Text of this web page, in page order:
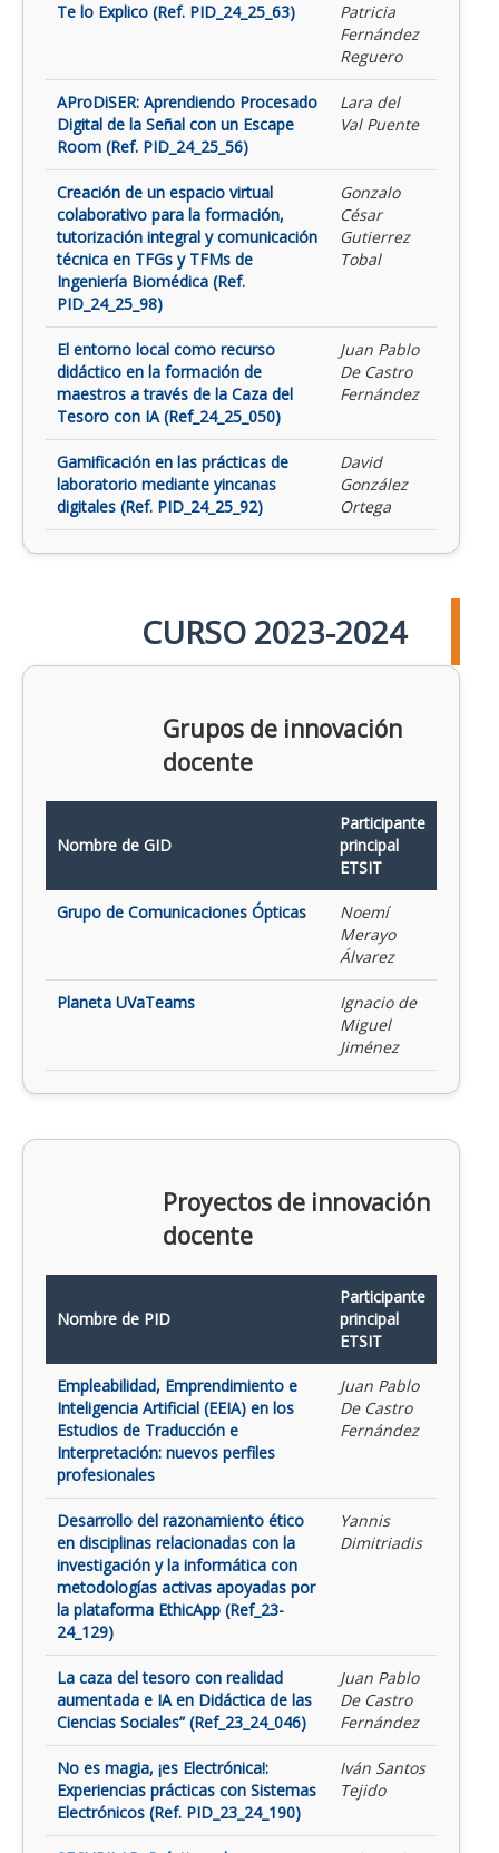
Te lo Explico (Ref. PID_24_25_63)
Patricia
Fernández
Reguero
AProDiSER: Aprendiendo Procesado
Digital de la Señal con un Escape
Room (Ref. PID_24_25_56)
Lara del
Val Puente
Creación de un espacio virtual
colaborativo para la formación,
tutorización integral y comunicación
técnica en TFGs y TFMs de
Ingeniería Biomédica (Ref.
PID_24_25_98)
Gonzalo
César
Gutierrez
Tobal
El entorno local como recurso
didáctico en la formación de
maestros a través de la Caza del
Tesoro con IA (Ref_24_25_050)
Juan Pablo
De Castro
Fernández
Gamificación en las prácticas de
laboratorio mediante yincanas
digitales (Ref. PID_24_25_92)
David
González
Ortega
CURSO 2023-2024
Grupos de innovación
docente
Nombre de GID
Participante
principal
ETSIT
Grupo de Comunicaciones Ópticas
Noemí
Merayo
Álvarez
Planeta UVaTeams
Ignacio de
Miguel
Jiménez
Proyectos de innovación
docente
Nombre de PID
Participante
principal
ETSIT
Empleabilidad, Emprendimiento e
Inteligencia Artificial (EEIA) en los
Estudios de Traducción e
Interpretación: nuevos perfiles
profesionales
Juan Pablo
De Castro
Fernández
Desarrollo del razonamiento ético
en disciplinas relacionadas con la
investigación y la informática con
metodologías activas apoyadas por
la plataforma EthicApp (Ref_23-
24_129)
Yannis
Dimitriadis
La caza del tesoro con realidad
aumentada e IA en Didáctica de las
Ciencias Sociales” (Ref_23_24_046)
Juan Pablo
De Castro
Fernández
No es magia, ¡es Electrónica!:
Experiencias prácticas con Sistemas
Electrónicos (Ref. PID_23_24_190)
Iván Santos
Tejido